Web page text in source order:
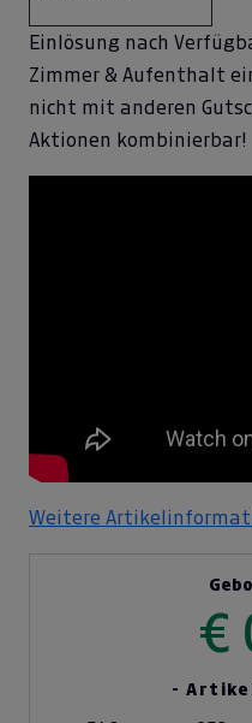
Einlösung nach
Zimmer & Aufenthalt
nicht mit anderen
Aktionen kombinierbar!
Weitere
€
-